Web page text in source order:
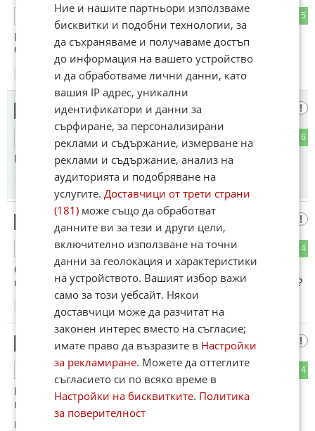
5
ЦСКА с камерунец от....
Област..... петричка.
17.01.2025
Да,да
6
Петрич е Камерун и Камерун е Петрич!
17.01.2025
Питам:
4
ОТГОВОР
Сега в Петрич камерунци ли живеят, защото до преди
няколко години живяха роми, македонци и малко българи ?
Цъцъ
4
Какви ловци са тия от це се ка то, заловили са го в
петричката жунгла, брат!
Коментиран от
Ние и нашите партньори използваме
бисквитки и подобни технологии, за
да съхраняваме и получаваме достъп
до информация на вашето устройство
и да обработваме лични данни, като
вашия IP адрес, уникални
идентификатори и данни за
сърфиране, за персонализирани
реклами и съдържание, измерване на
реклами и съдържание, анализ на
аудиторията и подобряване на
услугите.Доставчици от трети страни
(181) може също да обработват
данните ви за тези и други цели,
включително използване на точни
данни за геолокация и характеристики
на устройството. Вашият избор важи
само за този уебсайт. Някои
доставчици може да разчитат на
законен интерес вместо на съгласие;
имате право да възразите в Настройки
за рекламиране. Можете да оттеглите
съгласието си по всяко време в
Настройки на бисквитките. Политика
за поверителност